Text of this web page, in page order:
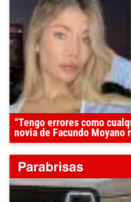
“Tengo errores como
novia de Facundo